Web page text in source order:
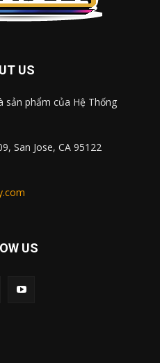
US
sản phẩm của Hệ Thống
San Jose, CA 95122
US